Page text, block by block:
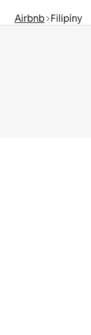
Airbnb Filipíny